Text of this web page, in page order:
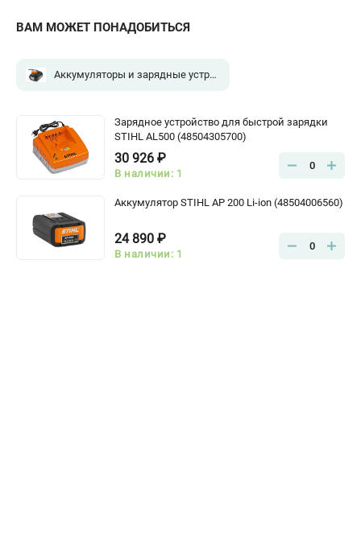
ВАМ МОЖЕТ ПОНАДОБИТЬСЯ
Аккумуляторы и зарядные устройства для садовой техники
Зарядное устройство для быстрой зарядки
STIHL AL500 (48504305700)
30 926 ₽
В наличии: 1
0
Аккумулятор STIHL AP 200 Li-ion (48504006560)
24 890 ₽
В наличии: 1
0